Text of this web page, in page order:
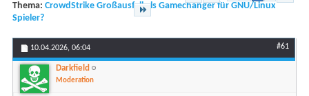
Thema: CrowdStrike Großausfall als Gamechanger für GNU/Linux
Spieler?
10.04.2026, 06:04 #61
Darkfield
Moderation